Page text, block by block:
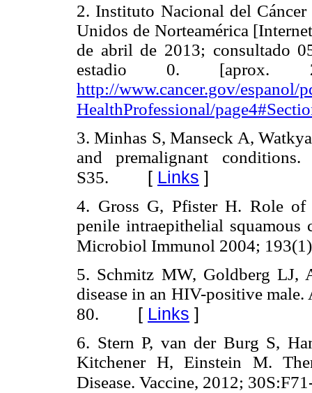
2. Instituto Nacional del
Unidos de Norteamérica
de abril de 2013; consultado
estadio 0. [aprox.
http://www.cancer.gov/espanol/
HealthProfessional/
3. Minhas S, Manseck A,
and premalignant
S35. [ Links ]
4. Gross G, Pfister H. Role of
penile intraepithelial
Microbiol Immunol 2004;
5. Schmitz MW, Goldberg LJ,
disease in an HIV-positive
80. [ Links ]
6. Stern P, van der Burg S,
Kitchener H, Einstein M.
Disease. Vaccine, 2012;